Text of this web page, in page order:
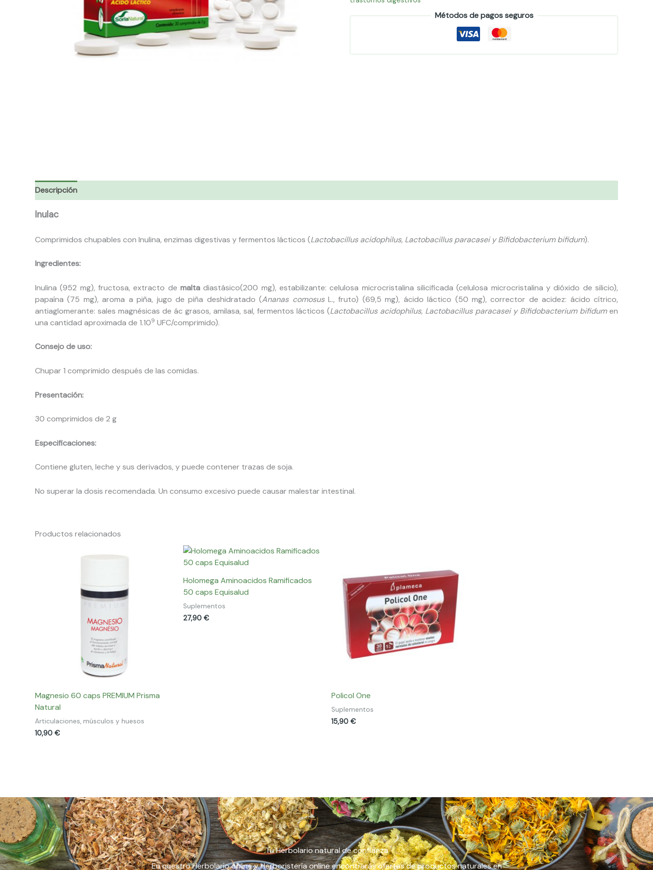
Métodos de pagos seguros
Descripción
Inulac
Comprimidos chupables con Inulina, enzimas digestivas y fermentos lácticos (Lactobacillus acidophilus, Lactobacillus paracasei y Bifidobacterium bifidum).
Ingredientes:
Inulina (952 mg), fructosa, extracto de malta diastásico(200 mg), estabilizante: celulosa microcristalina silicificada (celulosa microcristalina y dióxido de silicio),
papaína (75 mg), aroma a piña, jugo de piña deshidratado (Ananas comosusL., fruto) (69,5 mg), ácido láctico (50 mg), corrector de acidez: ácido cítrico,
antiaglomerante: sales magnésicas de ác grasos, amilasa, sal, fermentos lácticos (Lactobacillus acidophilus, Lactobacillus paracasei y Bifidobacterium bifidumen
una cantidad aproximada de 1.109 UFC/comprimido).
Consejo de uso:
Chupar 1 comprimido después de las comidas.
Presentación:
30 comprimidos de 2 g
Especificaciones:
Contiene gluten, leche y sus derivados, y puede contener trazas de soja.
No superar la dosis recomendada. Un consumo excesivo puede causar malestar intestinal.
Productos relacionados
Magnesio 60 caps PREMIUM Prisma
Natural
Articulaciones, músculos y huesos
10,90 €
Holomega Aminoacidos Ramificados
50 caps Equisalud
Suplementos
27,90 €
Policol One
Suplementos
15,90 €
Tu Herbolario natural de confianza
En nuestro Herbolario online y Herboristería online encontrarás ofertas de productos naturales en